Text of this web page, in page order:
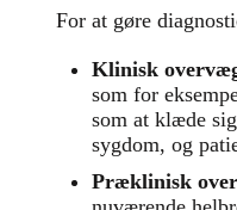
For at gøre
Klinisk
som for
som at klæde
sygdom, og
Præklinisk